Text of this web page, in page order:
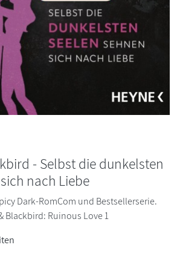
- Selbst die dunkelsten
nach Liebe
Dark-RomCom und Bestsellerserie.
Blackbird: Ruinous Love 1